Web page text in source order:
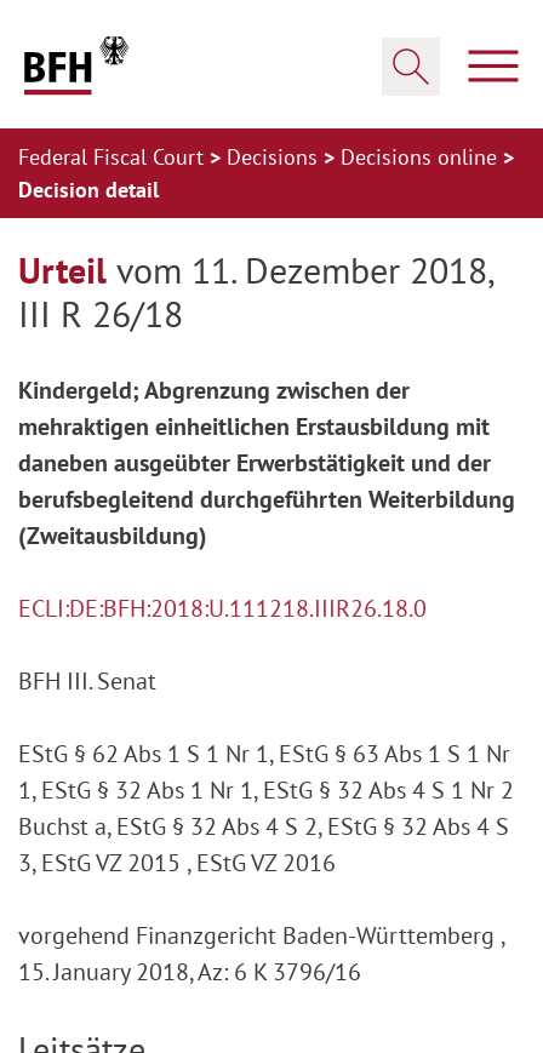
Federal Fiscal Court Decisions
Decisions online
Decision detail
Urteil vom 11. Dezember 2018,
III R 26/18
Kindergeld; Abgrenzung zwischen der
mehraktigen einheitlichen Erstausbildung mit
daneben ausgeübter Erwerbstätigkeit und der
berufsbegleitend durchgeführten Weiterbildung
(Zweitausbildung)
ECLI:DE:BFH:2018:U.111218.IIIR26.18.0
BFH III. Senat
EStG § 62 Abs 1 S 1 Nr 1, EStG § 63 Abs 1 S 1 Nr
1, EStG § 32 Abs 1 Nr 1, EStG § 32 Abs 4 S 1 Nr 2
Buchst a, EStG § 32 Abs 4 S 2, EStG § 32 Abs 4 S
3, EStG VZ 2015 , EStG VZ 2016
vorgehend Finanzgericht Baden-Württemberg ,
15. January 2018, Az: 6 K 3796/16